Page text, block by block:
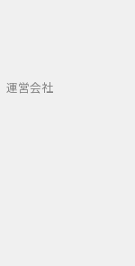
運営会社